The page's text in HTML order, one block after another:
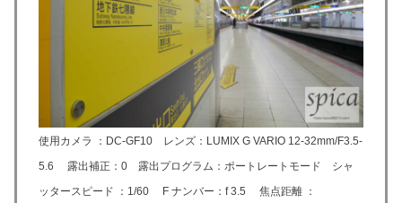
使用カメラ ：DC-GF10 レンズ：LUMIX G VARIO 12-32mm/F3.5-
5.6 露出補正：0 露出プログラム：ポートレートモード シャ
ッタースピード ：1/60 F ナンバー：f 3.5 焦点距離 ：